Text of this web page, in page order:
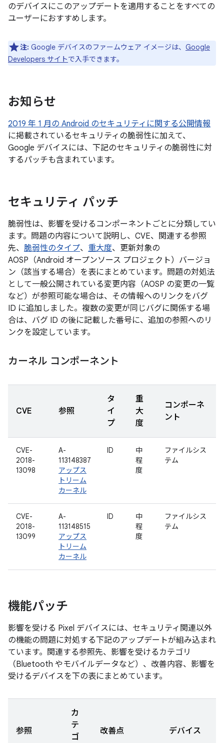
のデバイスにこのアップデートを適用することをすべての
ユーザーにおすすめします。
注: Google デバイスのファームウェア イメージは、 Google
Developers サイトで入手できます。
お知らせ
2019 年 1 月の Android のセキュリティに関する公開情報
に掲載されているセキュリティの脆弱性に加えて、
Google デバイスには、下記のセキュリティの脆弱性に対
するパッチも含まれています。
セキュリティ パッチ
脆弱性は、影響を受けるコンポーネントごとに分類してい
ます。問題の内容について説明し、CVE、関連する参照
先、 脆弱性のタイプ、 重大度、更新対象の
AOSP（Android オープンソース プロジェクト）バージョ
ン（該当する場合）を表にまとめています。問題の対処法
として一般公開されている変更内容（AOSP の変更の一覧
など）が参照可能な場合は、その情報へのリンクをバグ
ID に追加しました。複数の変更が同じバグに関係する場
合は、バグ ID の後に記載した番号に、追加の参照へのリ
ンクを設定しています。
カーネル コンポーネント
CVE 参照
タ
イ
プ
重
大
度
コンポーネ
ント
CVE-
2018-
13098
A-
113148387
アップス
トリーム
カーネル
ID
中
程
度
ファイルシス
テム
CVE-
2018-
13099
A-
113148515
アップス
トリーム
カーネル
ID
中
程
度
ファイルシス
テム
機能パッチ
影響を受ける Pixel デバイスには、セキュリティ関連以外
の機能の問題に対処する下記のアップデートが組み込まれ
ています。関連する参照先、影響を受けるカテゴリ
（Bluetooth やモバイルデータなど）、改善内容、影響を
受けるデバイスを下の表にまとめています。
参照
カ
テ
ゴ
改善点 デバイス